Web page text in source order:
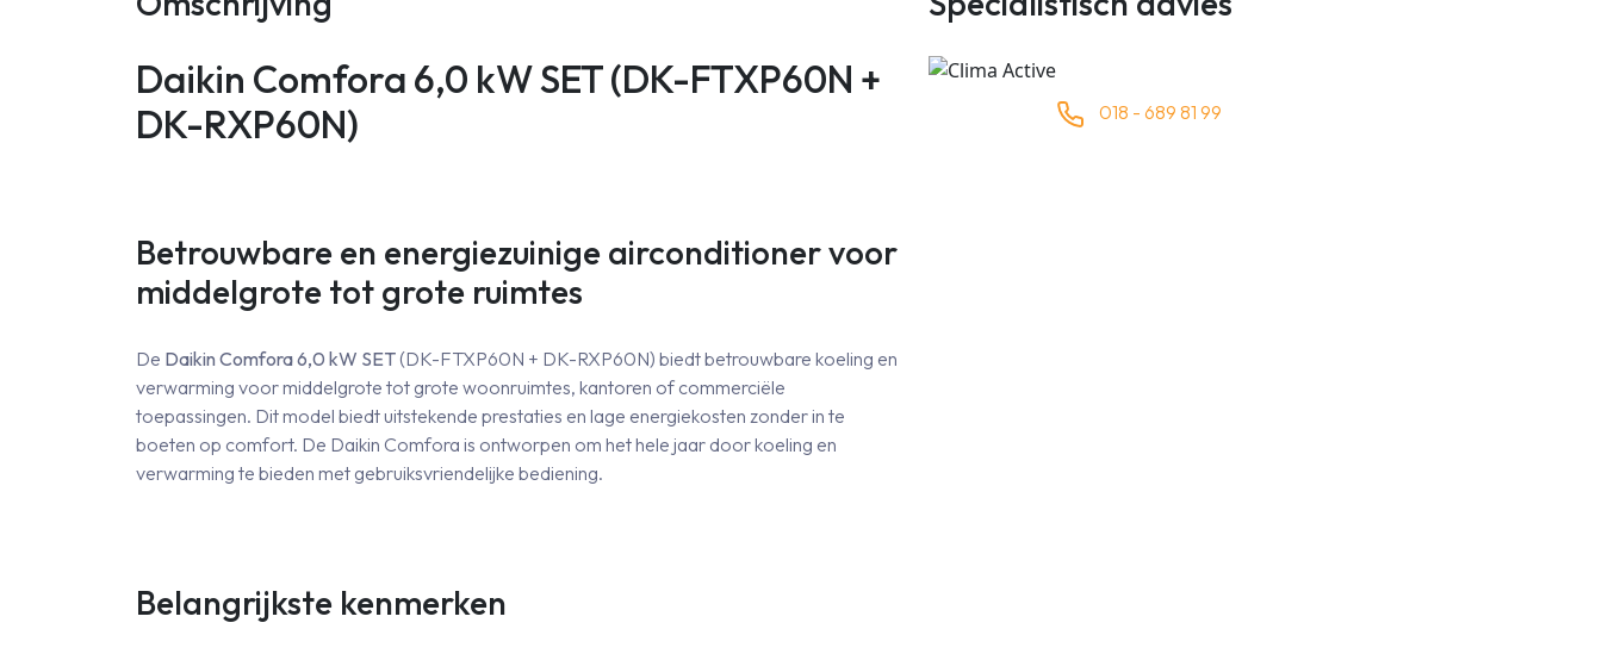
Daikin Comfora 6,0 kW SET (DK-FTXP60N +
DK-RXP60N)
Betrouwbare en energiezuinige airconditioner voor
middelgrote tot grote ruimtes
De Daikin Comfora 6,0 kW SET(DK-FTXP60N + DK-RXP60N) biedt betrouwbare koeling en
verwarming voor middelgrote tot grote woonruimtes, kantoren of commerciële
toepassingen. Dit model biedt uitstekende prestaties en lage energiekosten zonder in te
boeten op comfort. De Daikin Comfora is ontworpen om het hele jaar door koeling en
verwarming te bieden met gebruiksvriendelijke bediening.
Belangrijkste kenmerken
018 - 689 81 99